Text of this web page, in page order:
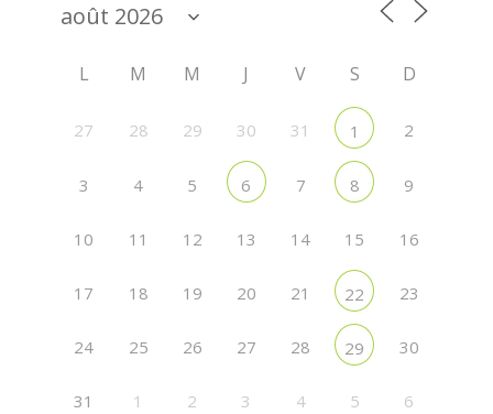
L M M J V S D
27 28 29 30 31 1 2
3 4 5 6 7 8 9
10 11 12 13 14 15 16
17 18 19 20 21 22 23
24 25 26 27 28 29 30
31 1 2 3 4 5 6